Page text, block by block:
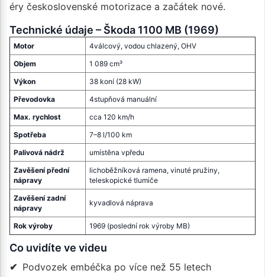
éry československé motorizace a začátek nové.
Technické údaje – Škoda 1100 MB (1969)
Motor
4válcový, vodou chlazený, OHV
Objem
1 089 cm³
Výkon
38 koní (28 kW)
Převodovka
4stupňová manuální
Max. rychlost
cca 120 km/h
Spotřeba
7–8 l/100 km
Palivová nádrž
umístěna vpředu
Zavěšení přední
nápravy
lichoběžníková ramena, vinuté pružiny,
teleskopické tlumiče
Zavěšení zadní
nápravy
kyvadlová náprava
Rok výroby 1969 (poslední rok výroby MB)
Co uvidíte ve videu
Podvozek embéčka po více než 55 letech